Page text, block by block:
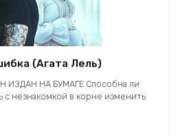
(Агата Лель)
ИЗДАН НА БУМАГЕ Способна ли
с незнакомкой в корне изменить